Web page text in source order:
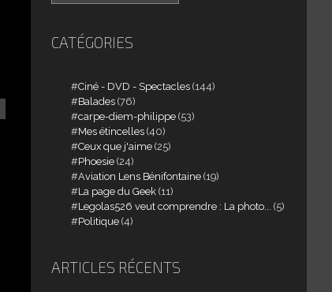
CATÉGORIES
Ciné - DVD - Spectacles (144)
Balades (76)
carpe-diem-philippe (53)
Mes étincelles (40)
Ceux que j'aime (25)
Phoesie (24)
Aviation Lens Bénifontaine (19)
La page du Geek (11)
Legolas526 veut comprendre : La photo...
(5)
Politique (4)
ARTICLES RÉCENTS